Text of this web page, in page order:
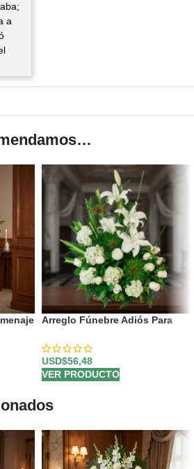
a
Arreglo Fúnebre Adiós Para
USD$56,48
VER PRODUCTO